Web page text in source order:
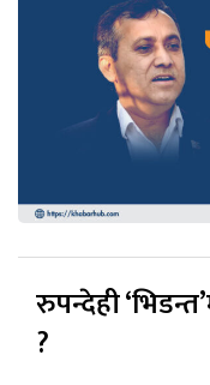
रुपन्देही
?